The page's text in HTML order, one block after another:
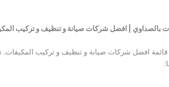
بالصداوي | افضل شركات صيانة و تنظيف و تركيب
قائمة افضل شركات صيانة و تنظيف و تركيب المكيفات.